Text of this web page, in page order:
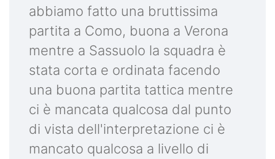
abbiamo fatto una bruttissima
partita a Como, buona a Verona
mentre a Sassuolo la squadra è
stata corta e ordinata facendo
una buona partita tattica mentre
ci è mancata qualcosa dal punto
di vista dell'interpretazione ci è
mancato qualcosa a livello di